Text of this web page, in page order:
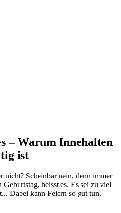
– Warum Innehalten
ist
nicht? Scheinbar nein, denn immer
heisst es. Es sei zu viel
Dabei kann Feiern so gut tun.